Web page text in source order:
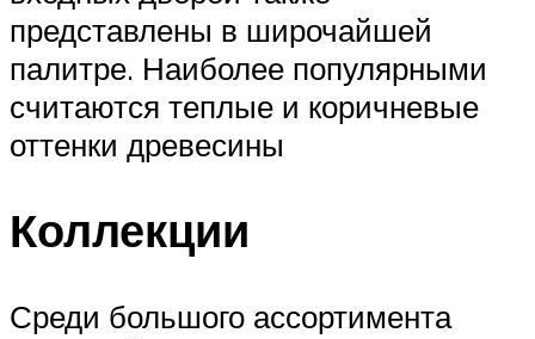
представлены в широчайшей
палитре. Наиболее популярными
считаются теплые и коричневые
оттенки древесины
Коллекции
Среди большого ассортимента